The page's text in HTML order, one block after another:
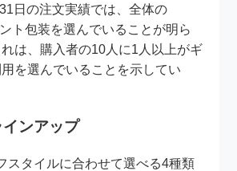
日の注文実績では、全体の
ト包装を選んでいることが明ら
は、購入者の10人に1人以上がギ
を選んでいることを示してい
ンアップ
スタイルに合わせて選べる4種類